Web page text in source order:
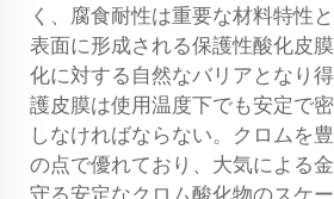
く、腐食耐性は重要な材料特性
表面に形成される保護性酸化皮
化に対する自然なバリアとなり
護皮膜は使用温度下でも安定で
しなければならない。クロムを
の点で優れており、大気による
守る安定なクロム酸化物のスケ